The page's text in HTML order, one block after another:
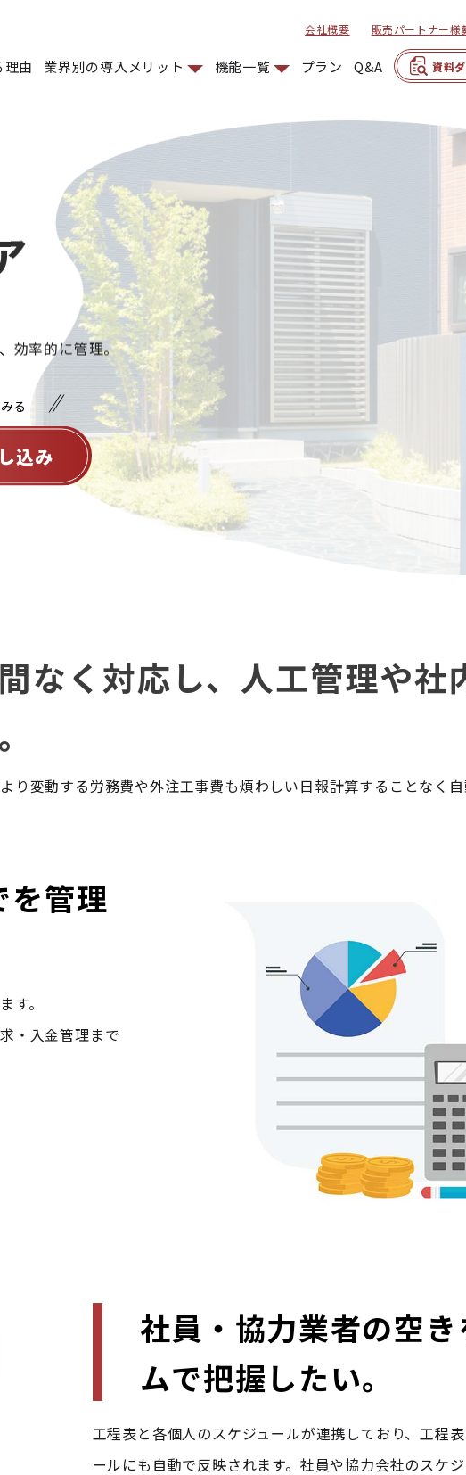
会社概要 販売パートナー様
理由 業界別の導入メリット 機能一覧 プラン Q&A 資料
効率的に管理。
る
込み
なく対応し、人工管理や社
変動する労務費や外注工事費も煩わしい日報計算することなく自
を管理
す。
・入金管理まで
社員・協力業者の空
ムで把握したい。
工程表と各個人のスケジュールが連携しており、工程
ールにも自動で反映されます。社員や協力会社のスケ